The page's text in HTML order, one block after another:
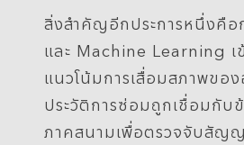
สิ่งสำคัญอีกประการหนึ่งคือ
และ Machine Learning เ
แนวโน้มการเสื่อมสภาพข
ประวัติการซ่อมถูกเชื่อมกับ
ภาคสนามเพื่อตรวจจับสัญ